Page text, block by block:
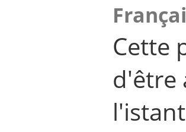
Cette
d'être